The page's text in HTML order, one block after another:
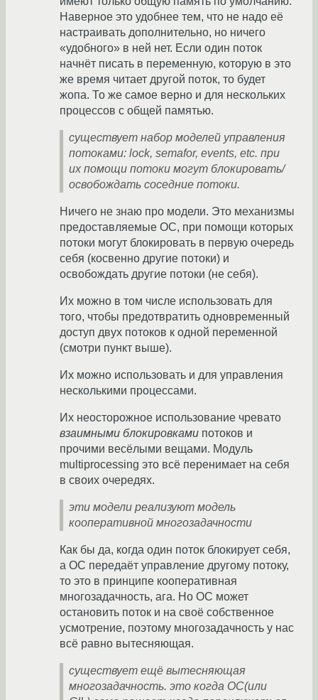
Наверное это удобнее тем, что не надо её
настраивать дополнительно, но ничего
«удобного» в ней нет. Если один поток
начнёт писать в переменную, которую в это
же время читает другой поток, то будет
жопа. То же самое верно и для нескольких
процессов с общей памятью.
существует набор моделей управления
потоками: lock, semafor, events, etc. при
их помощи потоки могут блокировать/
освобождать соседние потоки.
Ничего не знаю про модели. Это механизмы
предоставляемые ОС, при помощи которых
потоки могут блокировать в первую очередь
себя (косвенно другие потоки) и
освобождать другие потоки (не себя).
Их можно в том числе использовать для
того, чтобы предотвратить одновременный
доступ двух потоков к одной переменной
(смотри пункт выше).
Их можно использовать и для управления
несколькими процессами.
Их неосторожное использование чревато
взаимными блокировками потоков и
прочими весёлыми вещами. Модуль
multiprocessing это всё перенимает на себя
в своих очередях.
эти модели реализуют модель
кооперативной многозадачности
Как бы да, когда один поток блокирует себя,
а ОС передаёт управление другому потоку,
то это в принципе кооперативная
многозадачность, ага. Но ОС может
остановить поток и на своё собственное
усмотрение, поэтому многозадачность у нас
всё равно вытесняющая.
существует ещё вытесняющая
многозадачность. это когда ОС(или